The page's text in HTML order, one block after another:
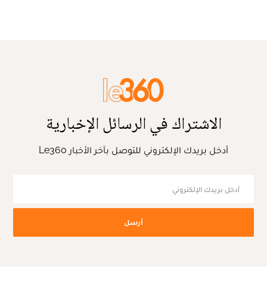
الاشتراك في الرسائل الإخبارية
أدخل بريدك الإلكتروني للتوصل بآخر الأخبار Le360
أرسل